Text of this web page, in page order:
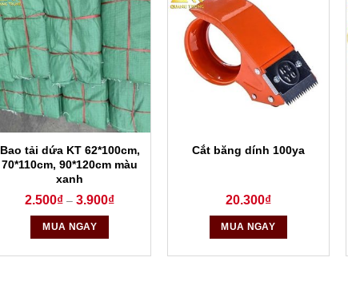
Bao tải dứa KT 62*100cm,
70*110cm, 90*120cm màu
xanh
2.500₫ –3.900₫
MUA NGAY
Cắt băng dính 100ya
20.300₫
MUA NGAY